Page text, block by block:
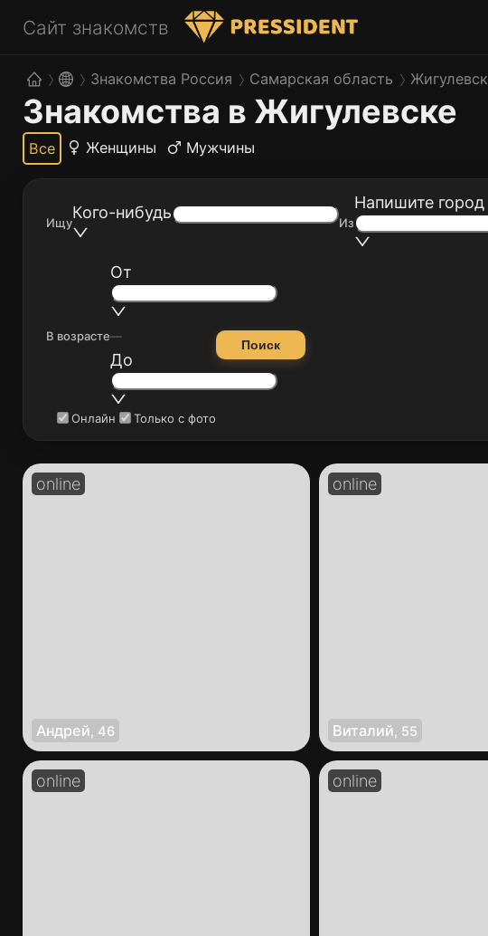
Сайт знакомств
Знакомства Россия Самарская область Жигулевск
Знакомства в Жигулевске
Все Женщины Мужчины
Ищу
Кого-нибудь
Из
Напишите город
В возрасте
От
—
До
Онлайн Только с фото
Поиск
Андрей, 46 Виталий, 55